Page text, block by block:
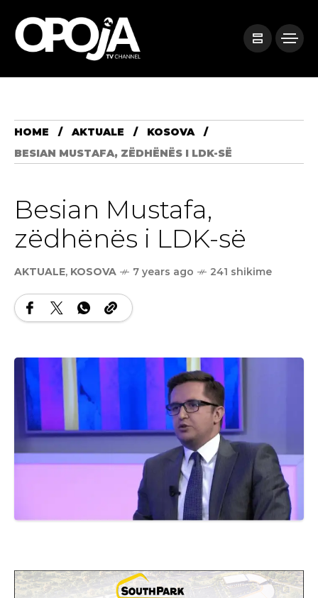
HOME AKTUALE
KOSOVA
BESIAN MUSTAFA, ZËDHËNËS I LDK-SË
Besian Mustafa,
zëdhënës i LDK-së
AKTUALE, KOSOVA 7 years ago 241 shikime